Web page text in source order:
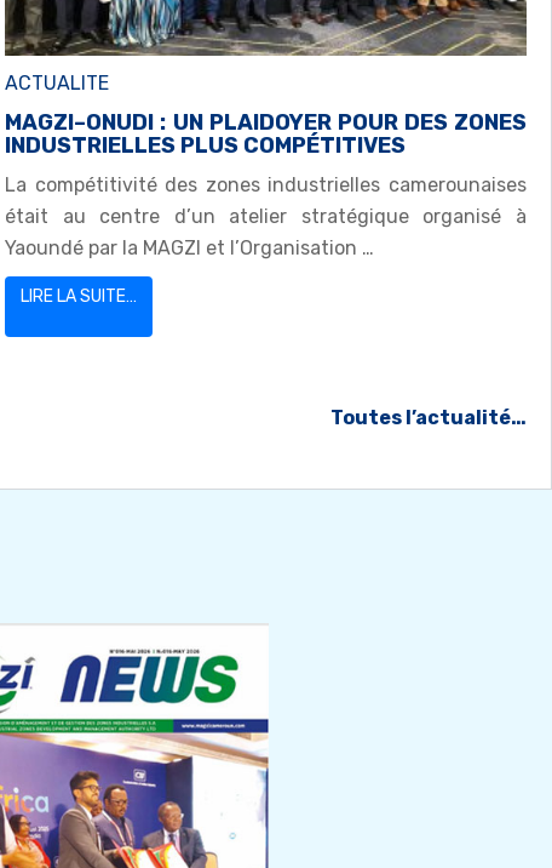
ACTUALITE
MAGZI–ONUDI : UN PLAIDOYER POUR DES ZONES
INDUSTRIELLES PLUS COMPÉTITIVES
La compétitivité des zones industrielles camerounaises
était au centre d’un atelier stratégique organisé à
Yaoundé par la MAGZI et l’Organisation …
LIRE LA SUITE…
Toutes l’actualité…